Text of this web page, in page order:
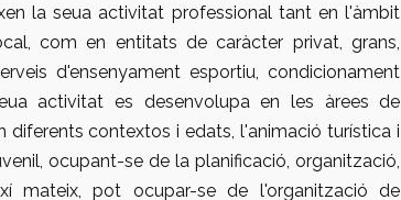
la seua activitat professional tant en l'àmbit
com en entitats de caràcter privat, grans,
d'ensenyament esportiu, condicionament
activitat es desenvolupa en les àrees de
diferents contextos i edats, l'animació turística i
ocupant-se de la planificació, organització,
mateix, pot ocupar-se de l'organització de